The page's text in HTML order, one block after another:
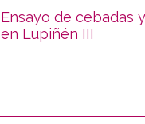
Ensayo de cebadas
en Lupiñén III